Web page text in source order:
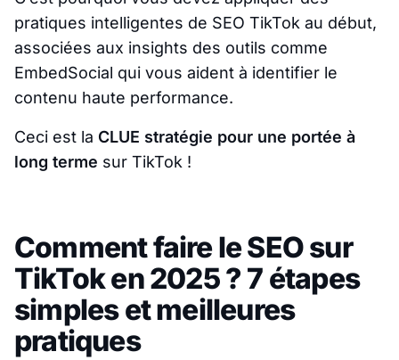
pratiques intelligentes de SEO TikTok au début,
associées aux insights des outils comme
EmbedSocial qui vous aident à identifier le
contenu haute performance.
Ceci est la CLUE stratégie pour une portée à
long terme sur TikTok !
Comment faire le SEO sur
TikTok en 2025 ? 7 étapes
simples et meilleures
pratiques